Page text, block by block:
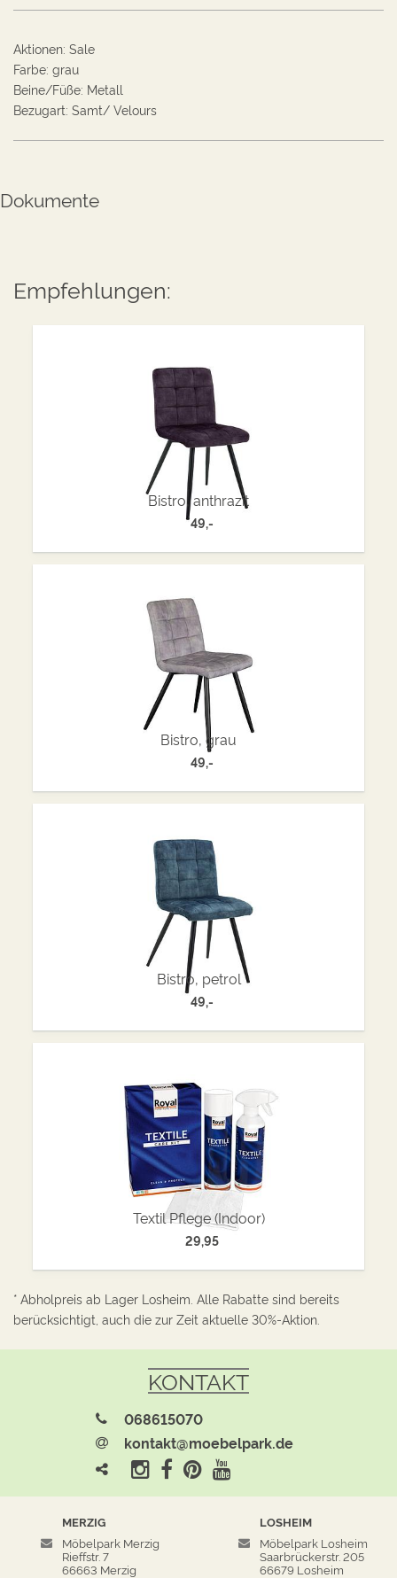
Aktionen: Sale
Farbe: grau
Beine/Füße: Metall
Bezugart: Samt/ Velours
Dokumente
Empfehlungen:
Bistro, anthrazit
49,-
Bistro, grau
49,-
Bistro, petrol
49,-
Textil Pflege (Indoor)
29,95
* Abholpreis ab Lager Losheim. Alle Rabatte sind bereits
berücksichtigt, auch die zur Zeit aktuelle 30%-Aktion.
KONTAKT
068615070
kontakt@moebelpark.de
MERZIG
Möbelpark Merzig
Rieffstr. 7
66663 Merzig
LOSHEIM
Möbelpark Losheim
Saarbrückerstr. 205
66679 Losheim